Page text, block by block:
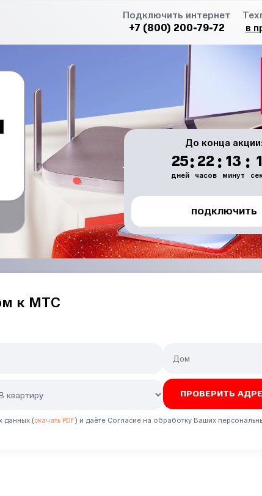
Подключить интернет
+7 (800) 200-79-72
в
До конца акции:
25
дней:22
часов: 13
минут:
ПОДКЛЮЧИТЬ
к МТС
данных (скачать PDF) и даёте Согласие на обработку Ваших